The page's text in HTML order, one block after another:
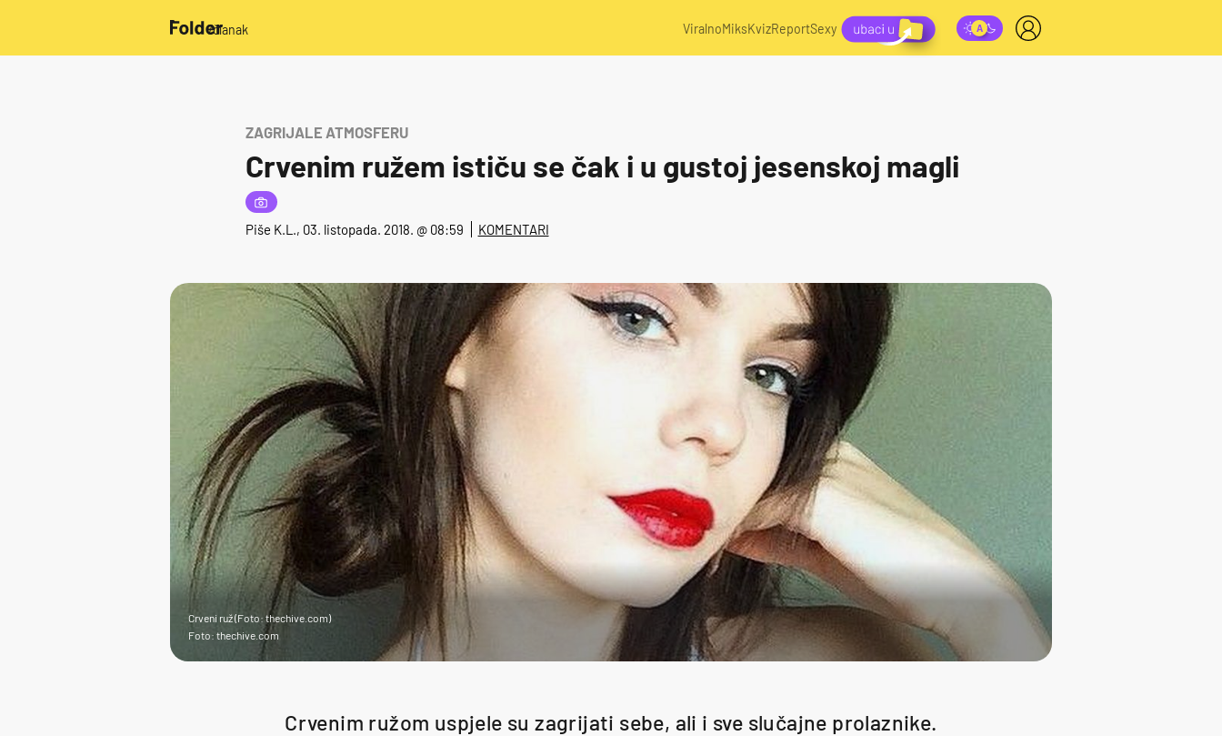
/članak ViralnoMiksKvizReportSexy
ZAGRIJALE ATMOSFERU
Crvenim ružem ističu se čak i u gustoj jesenskoj magli
Piše K.L., 03. listopada. 2018. @ 08:59 KOMENTARI
Crveni ruž (Foto: thechive.com)
Foto: thechive.com
Crvenim ružom uspjele su zagrijati sebe, ali i sve slučajne prolaznike.